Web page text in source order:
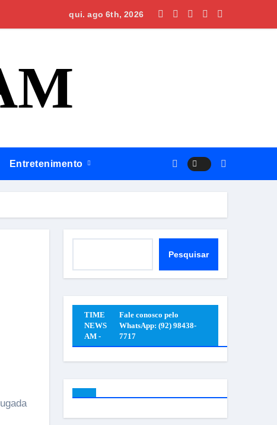
profissional e ampliar serviços públicos
Codajás, Omar apresenta propostas para que a região volte a
qui. ago 6th, 2026
Entretenimento
Pesquisar
TIME
NEWS
AM -
Fale conosco pelo
WhatsApp: (92) 98438-
7717